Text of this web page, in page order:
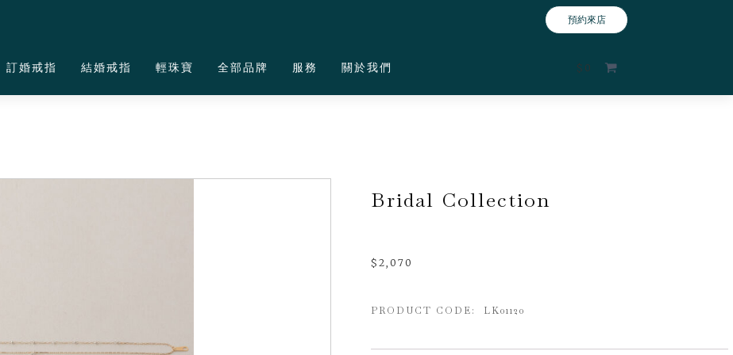
預約來店
訂婚戒指 結婚戒指 輕珠寶 全部品牌 服務 關於我們 $ 0
Bridal Collection
$ 2,070
PRODUCT CODE: LK01120